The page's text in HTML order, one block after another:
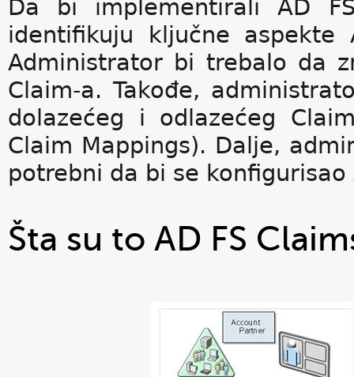
Da bi implementirali AD
identifikuju ključne
Administrator bi trebalo da
Claim-a. Takođe,
dolazećeg i odlazećeg
Claim Mappings). Dalje,
potrebni da bi se konfigurisao
Šta su to AD FS